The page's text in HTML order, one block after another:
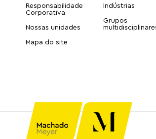
Responsabilidade
Corporativa
Nossas unidades
Mapa do site
Indústrias
Grupos